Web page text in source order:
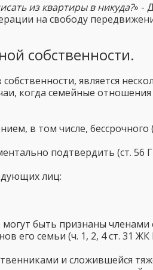
из квартиры в никуда?» -
на свободу
собственности.
является
когда семейные
в том числе, бессрочного
подтвердить (ст. 56
лиц:
быть признаны членами
его семьи (ч. 1, 2, 4 ст. 31 ЖК
и сложившейся